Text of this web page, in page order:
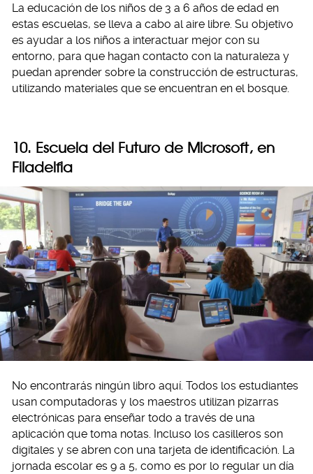
La educación de los niños de 3 a 6 años de edad en
estas escuelas, se lleva a cabo al aire libre. Su objetivo
es ayudar a los niños a interactuar mejor con su
entorno, para que hagan contacto con la naturaleza y
puedan aprender sobre la construcción de estructuras,
utilizando materiales que se encuentran en el bosque.
10. Escuela del Futuro de Microsoft, en
Filadelfia
No encontrarás ningún libro aquí. Todos los estudiantes
usan computadoras y los maestros utilizan pizarras
electrónicas para enseñar todo a través de una
aplicación que toma notas. Incluso los casilleros son
digitales y se abren con una tarjeta de identificación. La
jornada escolar es 9 a 5, como es por lo regular un día